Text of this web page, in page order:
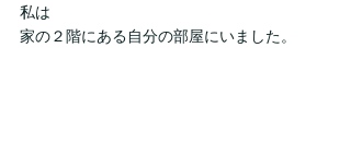
私は
家の２階にある自分の部屋にいました。